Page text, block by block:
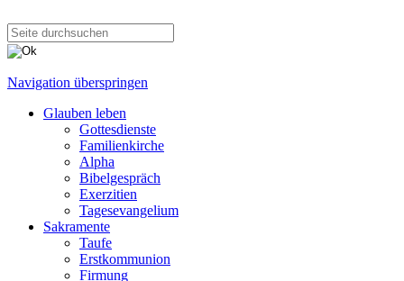
Navigation überspringen
Glauben leben
Gottesdienste
Familienkirche
Alpha
Bibelgespräch
Exerzitien
Tagesevangelium
Sakramente
Taufe
Erstkommunion
Firmung